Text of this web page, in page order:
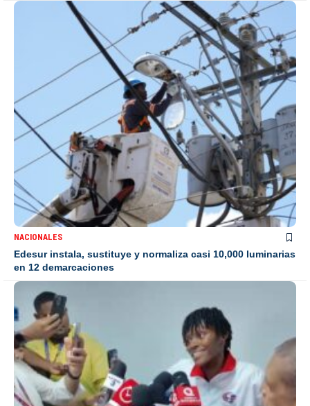
NACIONALES
Edesur instala, sustituye y normaliza casi 10,000 luminarias
en 12 demarcaciones